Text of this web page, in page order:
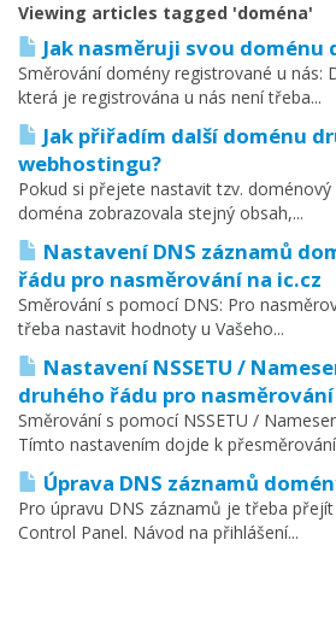
Viewing articles tagged 'doména'
Jak nasměruji svou doménu
Směrování domény registrované u nás:
která je registrována u nás není třeba...
Jak přiřadím další doménu
webhostingu?
Pokud si přejete nastavit tzv. doménový
doména zobrazovala stejný obsah,...
Nastavení DNS záznamů
řádu pro nasměrování na ic.cz
Směrování s pomocí DNS: Pro
třeba nastavit hodnoty u Vašeho...
Nastavení NSSETU /
druhého řádu pro nasměrování
Směrování s pomocí NSSETU /
Tímto nastavením dojde k přesměrování
Úprava DNS záznamů
Pro úpravu DNS záznamů je třeba
Control Panel. Návod na přihlášení...